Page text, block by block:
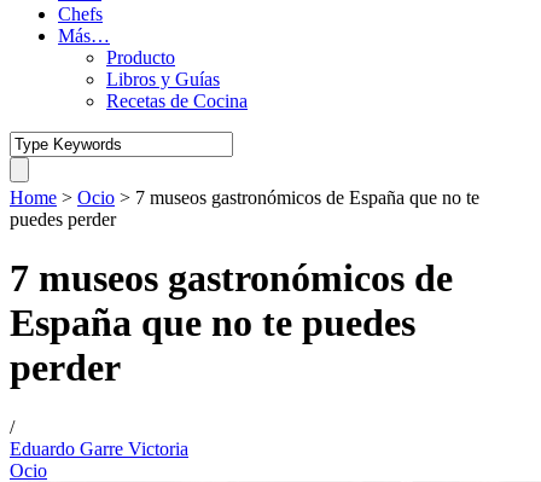
Chefs
Más…
Producto
Libros y Guías
Recetas de Cocina
Home > Ocio > 7 museos gastronómicos de España que no te
puedes perder
7 museos gastronómicos de
España que no te puedes
perder
/
Eduardo Garre Victoria
Ocio